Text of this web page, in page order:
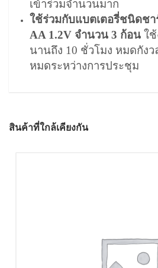
เข้าร่วมจำนวนมาก
ใช้ร่วมกับแบตเตอรี่ชนิดช
AA 1.2V จำนวน 3 ก้อน ใ
นานถึง 10 ชั่วโมง หมดกังว
หมดระหว่างการประชุม
สินค้าที่ใกล้เคียงกัน